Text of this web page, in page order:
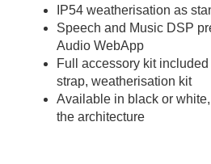
IP54 weatherisation as
Speech and Music DSP
Audio WebApp
Full accessory kit
strap, weatherisation kit
Available in black or
the architecture